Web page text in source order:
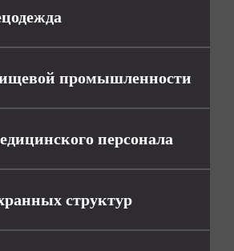
промышленности
персонала
структур